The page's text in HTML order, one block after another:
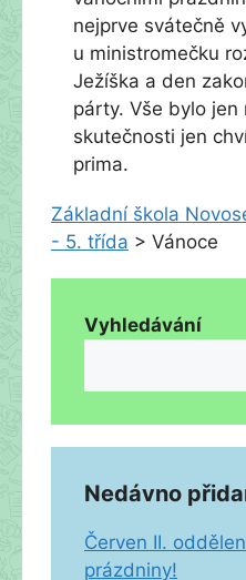
nejprve svátečně
u ministromečku
Ježíška a den
párty. Vše bylo jen
skutečnosti jen
prima.
Základní škola
- 5. třída > Vánoce
Vyhledávání
Nedávno
Červen II.
prázdniny!